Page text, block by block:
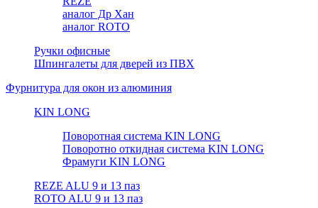
аналог Др Хан
аналог ROTO
Ручки офисные
Шпингалеты для дверей из ПВХ
Фурнитура для окон из алюминия
KIN LONG
Поворотная система KIN LONG
Поворотно откидная система KIN LONG
Фрамуги KIN LONG
REZE ALU 9 и 13 паз
ROTO ALU 9 и 13 паз